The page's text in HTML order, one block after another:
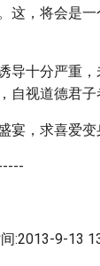
这，将会是
导十分严重
自视道德君子
宴，求喜爱变
:2013-9-13